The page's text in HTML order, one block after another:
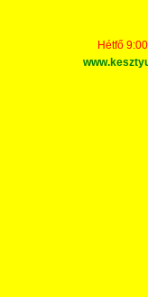
Hétfő